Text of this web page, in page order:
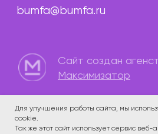
Для улучшения работы сайта, мы
cookie.
Так же этот сайт использует сервис веб-